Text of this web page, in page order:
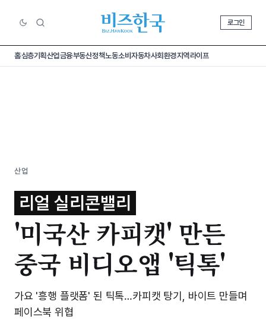
로그인
홈심층기획산업금융부동산정책노동소비 자동차사회환경지역라이프
산업
리얼 실리콘밸리
'미국산 카피캣' 만든
중국 비디오앱 '틱톡'
가요 '흥행 플랫폼' 된 틱톡…카피캣 탕기, 바이트 만들며
페이스북 위협